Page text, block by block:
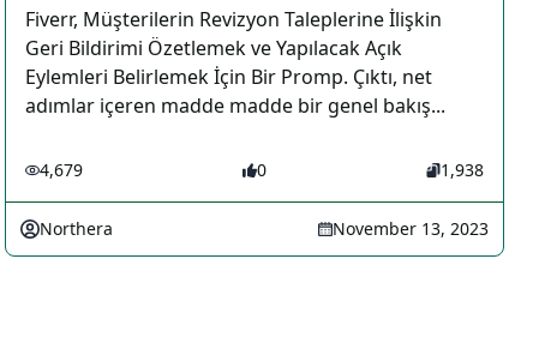
Fiverr, Müşterilerin Revizyon Taleplerine İlişkin
Geri Bildirimi Özetlemek ve Yapılacak Açık
Eylemleri Belirlemek İçin Bir Promp. Çıktı, net
adımlar içeren madde madde bir genel bakış...
4,679 0 1,938
Northera November 13, 2023